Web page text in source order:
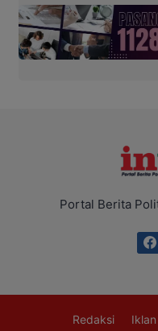
Portal Berita
Redaksi Iklan